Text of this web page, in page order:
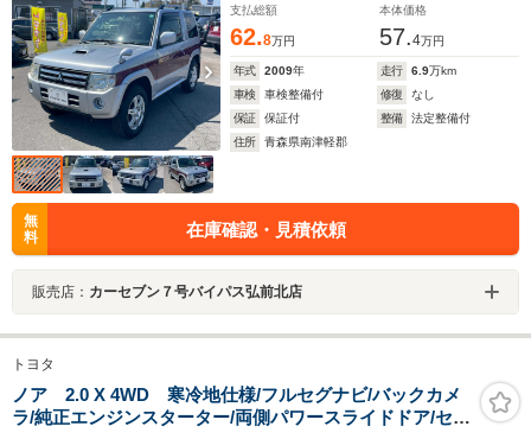
支払総額
62.8万円
本体価格
57.4万円
年式 2009年 走行 6.9万km
車検
車検整備付 修復
なし
保証
保証付 整備
法定整備付
住所
青森県南津軽郡
無
料
在庫確認・見積依頼
販売店： カーセブン７号バイパス弘前北店
トヨタ
ノア 2.0 X 4WD 寒冷地仕様/フルセグナビ/バックカメ
ラ/純正エンジンスターター/両側パワースライドドア/セー